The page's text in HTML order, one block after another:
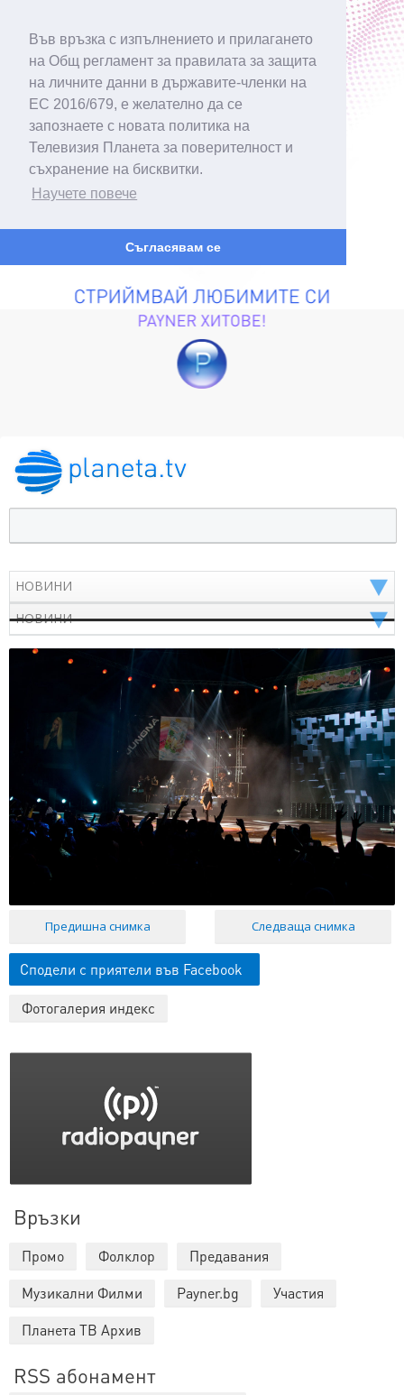
Във връзка с изпълнението и прилагането
на Общ регламент за правилата за защита
на личните данни в държавите-членки на
ЕС 2016/679, е желателно да се
запознаете с новата политика на
Телевизия Планета за поверителност и
съхранение на бисквитки.
Научете повече
Съгласявам се
Предишна снимка Следваща снимка
Сподели с приятели във Facebook
Фотогалерия индекс
Връзки
Промо Фолклор
Предавания
Музикални Филми
Payner.bg
Участия
Планета ТВ Архив
RSS абонамент